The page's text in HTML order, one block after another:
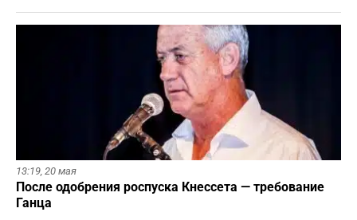
13:19, 20 мая
После одобрения роспуска Кнессета — требование
Ганца